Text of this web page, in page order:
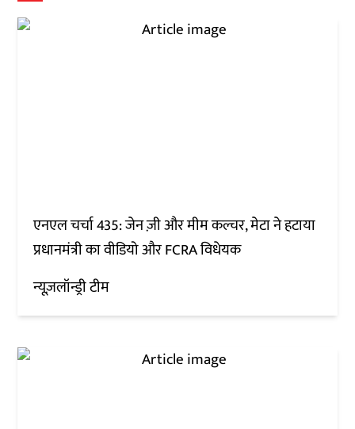
एनएल चर्चा 435: जेन ज़ी और मीम कल्चर, मेटा ने हटाया
प्रधानमंत्री का वीडियो और FCRA विधेयक
न्यूज़लॉन्ड्री टीम